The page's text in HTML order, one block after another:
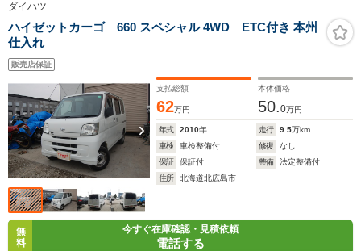
ダイハツ
ハイゼットカーゴ 660 スペシャル 4WD ETC付き 本州
仕入れ
販売店保証
支払総額
62万円
本体価格
50.0万円
年式 2010年 走行 9.5万km
車検
車検整備付 修復
なし
保証
保証付 整備
法定整備付
住所
北海道北広島市
無
料
今すぐ在庫確認・見積依頼
電話する